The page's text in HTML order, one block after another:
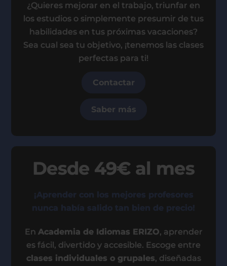
¿Quieres mejorar en el trabajo, triunfar en
los estudios o simplemente presumir de tus
habilidades en tus próximas vacaciones?
Sea cual sea tu objetivo, ¡tenemos las clases
perfectas para ti!
Contactar
Saber más
Desde 49€ al mes
¡Aprender con los mejores profesores
nunca había salido tan bien de precio!
En Academia de Idiomas ERIZO, aprender
es fácil, divertido y accesible. Escoge entre
clases individuales o grupales, diseñadas